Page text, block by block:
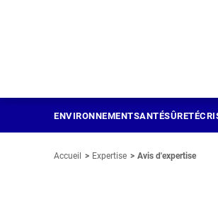
ENVIRONNEMENTSANTÉSÛRETÉ
Accueil Expertise Avis d'expertise